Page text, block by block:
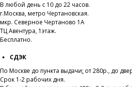
В любой день с 10 до 22 часов.
г.Москва, метро Чертановская.
мкр. Северное Чертаново 1А
ТЦ Авентура, 1этаж.
Бесплатно.
СДЭК
По Москве до пункта выдачи: от 280р., до
Срок 1-2 рабочих дня.